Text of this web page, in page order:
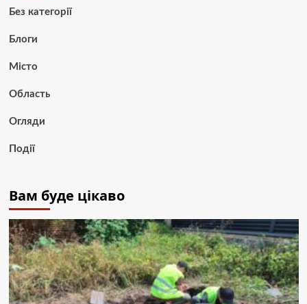
Без категорії
Блоги
Місто
Область
Огляди
Події
Вам буде цікаво